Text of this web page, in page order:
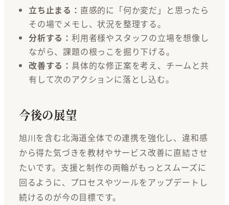
立ち止まる： 直感的に「何か変だ」と思ったら
その場でメモし、状況を整理する。
分析する： 利用者様やスタッフの立場を想像し
ながら、課題の根っこを掘り下げる。
改善する： 具体的な修正案を考え、チームと共
有して次のアクションに落とし込む。
今後の展望
旭川を含む北海道全体での連携を強化し、違和感
から得た気づきを教材やサービス改善に直結させ
たいです。支援と制作の両輪がもっとスムーズに
回るように、プロセスやツールをアップデートし
続けるのが今の目標です。